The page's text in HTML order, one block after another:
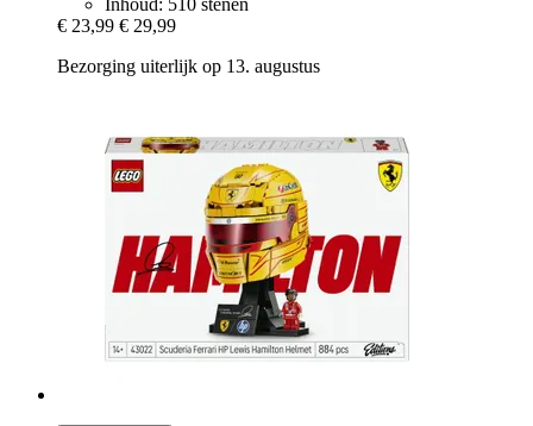
€ 23,99 € 29,99
Bezorging uiterlijk op 13. augustus